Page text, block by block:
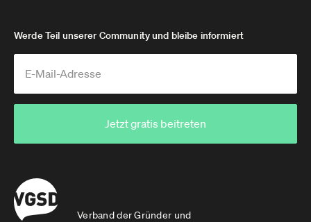
Verband der Gründer und
Werde Teil unserer Community und bleibe informiert
Jetzt gratis beitreten